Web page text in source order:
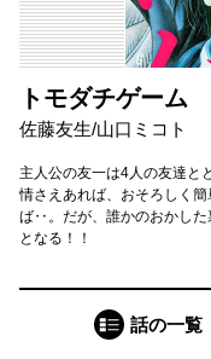
トモダチゲーム
佐藤友生/山口ミコト
主人公の友一は4人の友達と
情さえあれば、おそろしく
ば‥。だが、誰かのおかした
となる！！
話の一覧